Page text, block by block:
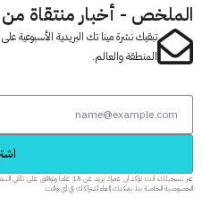
- أخبار منتقاة من
تبقيك نشرة مينا تك البريدية الأسبوعية على
المنطقة والعالم.
عبر تسجيلك، أنت تؤكد أن عمرك يزيد عن 18 عاماً
الخاصة بنا. يمكنك إلغاء اشتراكك في أي وقت.